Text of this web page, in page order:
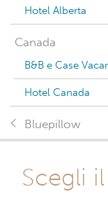
Hotel Alberta
Canada
B&B e Case
Hotel Canada
Bluepillow
Scegli